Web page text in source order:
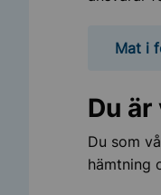
Mat i
Du
Du som
hämtning